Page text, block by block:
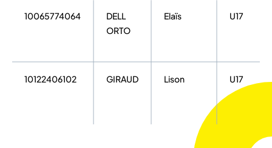
10065774064
DELL
ORTO
Elaïs U17
10122406102 GIRAUD Lison U17